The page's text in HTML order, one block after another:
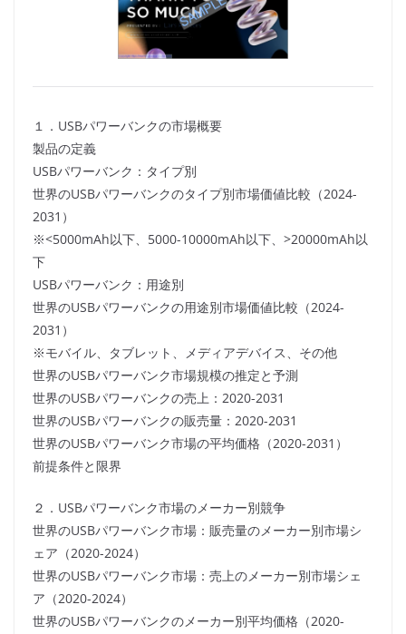
１．USBパワーバンクの市場概要
製品の定義
USBパワーバンク：タイプ別
世界のUSBパワーバンクのタイプ別市場価値比較（2024-
2031）
※<5000mAh以下、5000-10000mAh以下、>20000mAh以
下
USBパワーバンク：用途別
世界のUSBパワーバンクの用途別市場価値比較（2024-
2031）
※モバイル、タブレット、メディアデバイス、その他
世界のUSBパワーバンク市場規模の推定と予測
世界のUSBパワーバンクの売上：2020-2031
世界のUSBパワーバンクの販売量：2020-2031
世界のUSBパワーバンク市場の平均価格（2020-2031）
前提条件と限界
２．USBパワーバンク市場のメーカー別競争
世界のUSBパワーバンク市場：販売量のメーカー別市場シ
ェア（2020-2024）
世界のUSBパワーバンク市場：売上のメーカー別市場シェ
ア（2020-2024）
世界のUSBパワーバンクのメーカー別平均価格（2020-